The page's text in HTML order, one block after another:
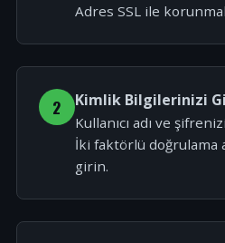
Adres SSL ile
2 Kimlik Bilgilerinizi
Kullanıcı adı ve
İki faktörlü doğrulama
girin.